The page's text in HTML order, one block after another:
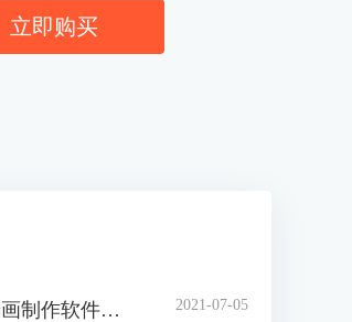
立即购买
这个好用的H5动画制作软件，你知道吗? 2021-07-05